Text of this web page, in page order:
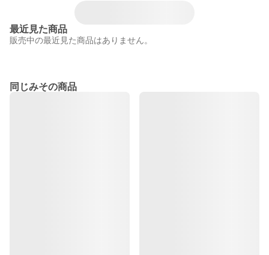
最近見た商品
販売中の最近見た商品はありません。
同じみその商品